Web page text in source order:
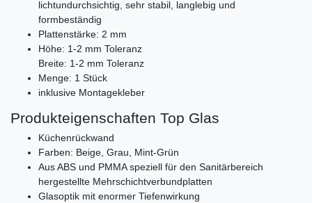
lichtundurchsichtig, sehr stabil, langlebig und
formbeständig
Plattenstärke: 2 mm
Höhe: 1-2 mm Toleranz
Breite: 1-2 mm Toleranz
Menge: 1 Stück
inklusive Montagekleber
Produkteigenschaften Top Glas
Küchenrückwand
Farben: Beige, Grau, Mint-Grün
Aus ABS und PMMA speziell für den Sanitärbereich
hergestellte Mehrschichtverbundplatten
Glasoptik mit enormer Tiefenwirkung